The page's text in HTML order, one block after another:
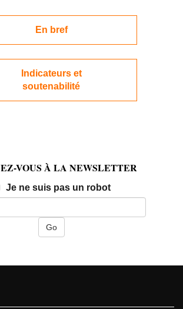
En bref
Indicateurs et
soutenabilité
VOUS À LA NEWSLETTER
Je ne suis pas un robotEmail